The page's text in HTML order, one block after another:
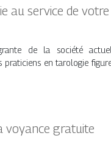
au service de votre
de la société
praticiens en tarologie
voyance gratuite